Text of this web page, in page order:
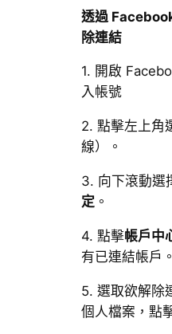
透過
除連結
1. 開啟
入帳號
2. 點擊左上角
線）。
3. 向下滾動選
定。
4. 點擊帳戶中
有已連結帳戶。
5. 選取欲解除
個人檔案，點